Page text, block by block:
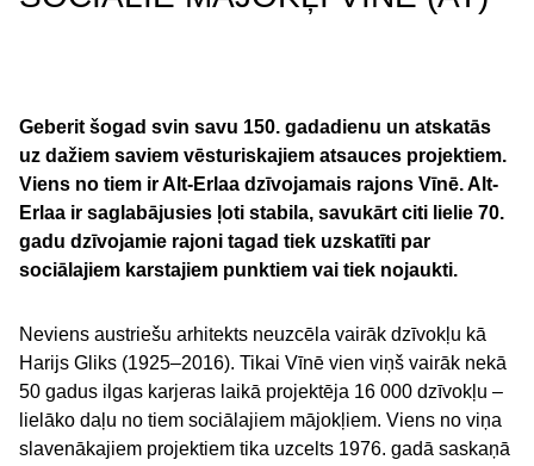
Geberit šogad svin savu 150. gadadienu un atskatās
uz dažiem saviem vēsturiskajiem atsauces projektiem.
Viens no tiem ir Alt-Erlaa dzīvojamais rajons Vīnē. Alt-
Erlaa ir saglabājusies ļoti stabila, savukārt citi lielie 70.
gadu dzīvojamie rajoni tagad tiek uzskatīti par
sociālajiem karstajiem punktiem vai tiek nojaukti.
Neviens austriešu arhitekts neuzcēla vairāk dzīvokļu kā
Harijs Gliks (1925–2016). Tikai Vīnē vien viņš vairāk nekā
50 gadus ilgas karjeras laikā projektēja 16 000 dzīvokļu –
lielāko daļu no tiem sociālajiem mājokļiem. Viens no viņa
slavenākajiem projektiem tika uzcelts 1976. gadā saskaņā